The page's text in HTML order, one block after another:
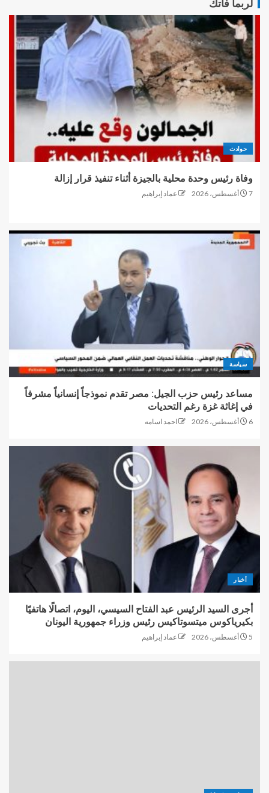
لربما فاتك
حوادث
وفاة رئيس وحدة محلية بالجيزة أثناء تنفيذ قرار إزالة
7 أغسطس، 2026 عماد إبراهيم
سياسة
مساعد رئيس حزب الجيل: مصر تقدم نموذجاً إنسانياً مشرفاً
في إغاثة غزة رغم التحديات
6 أغسطس، 2026 احمد اسامه
أخبار
أجرى السيد الرئيس عبد الفتاح السيسي، اليوم، اتصالًا هاتفيًا
بكيرياكوس ميتسوتاكيس رئيس وزراء جمهورية اليونان
5 أغسطس، 2026 عماد إبراهيم